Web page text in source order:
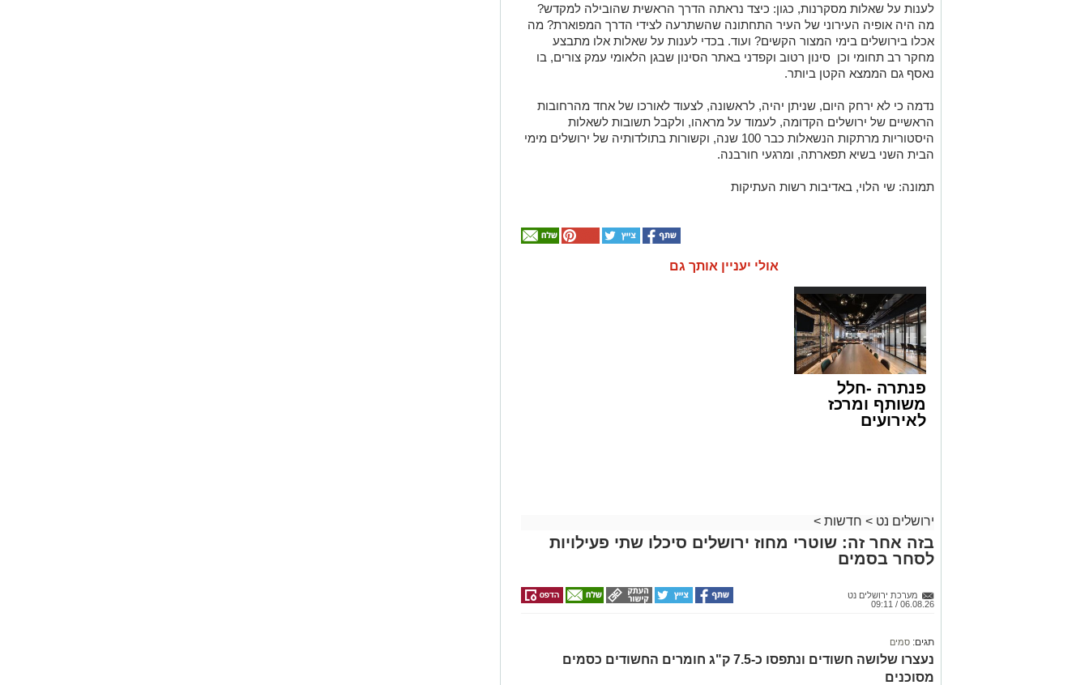
לענות על שאלות מסקרנות, כגון: כיצד נראתה הדרך הראשית שהובילה למקדש?
מה היה אופיה העירוני של העיר התחתונה שהשתרעה לצידי הדרך המפוארת? מה
אכלו בירושלים בימי המצור הקשים? ועוד. בכדי לענות על שאלות אלו מתבצע
מחקר רב תחומי וכן סינון רטוב וקפדני באתר הסינון שבגן הלאומי עמק צורים, בו
נאסף גם הממצא הקטן ביותר.
נדמה כי לא ירחק היום, שניתן יהיה, לראשונה, לצעוד לאורכו של אחד מהרחובות
הראשיים של ירושלים הקדומה, לעמוד על מראהו, ולקבל תשובות לשאלות
היסטוריות מרתקות הנשאלות כבר 100 שנה, וקשורות בתולדותיה של ירושלים מימי
הבית השני בשיא תפארתה, ומרגעי חורבנה.
תמונה: שי הלוי, באדיבות רשות העתיקות
אולי יעניין אותך גם
פנתרה -חלל
משותף ומרכז
לאירועים
ירושלים נט > חדשות >
בזה אחר זה: שוטרי מחוז ירושלים סיכלו שתי פעילויות
לסחר בסמים
מערכת ירושלים נט
06.08.26 / 09:11
תגים: סמים
נעצרו שלושה חשודים ונתפסו כ-7.5 ק"ג חומרים החשודים כסמים
מסוכנים